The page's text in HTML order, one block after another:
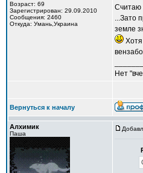
Возраст: 69
Зарегистрирован: 29.09.2010
Сообщения: 2460
Откуда: Умань,Украина
Считаю
...Зато
земле
Нет
Вернуться к началу
Алхимик
Паша